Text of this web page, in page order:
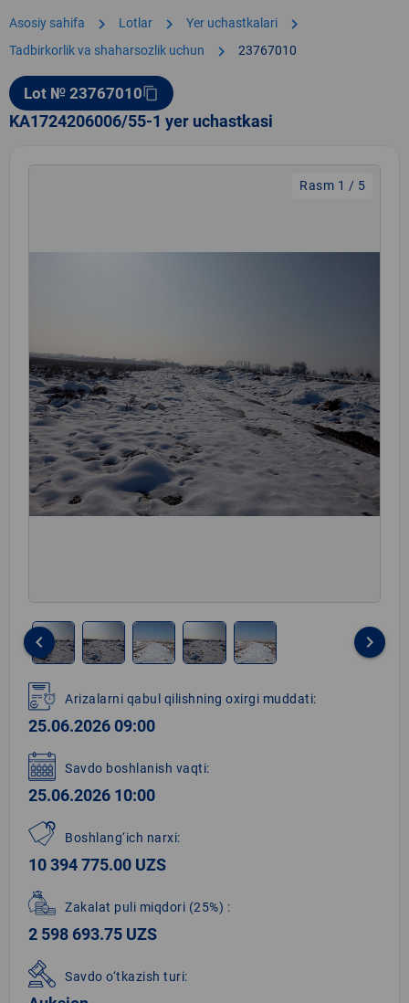
Asosiy sahifa chevron_right Lotlar chevron_right Yer uchastkalari chevron_right
Tadbirkorlik va shaharsozlik uchun chevron_right 23767010
Lot № 23767010content_copy
KA1724206006/55-1 yer uchastkasi
Rasm 1 / 5
1
of
5
keyboard_arrow_left keyboard_arrow_right
Arizalarni qabul qilishning oxirgi muddati:
25.06.2026 09:00
Savdo boshlanish vaqti:
25.06.2026 10:00
Boshlang‘ich narxi:
10 394 775.00 UZS
Zakalat puli miqdori (25%) :
2 598 693.75 UZS
Savdo o‘tkazish turi: